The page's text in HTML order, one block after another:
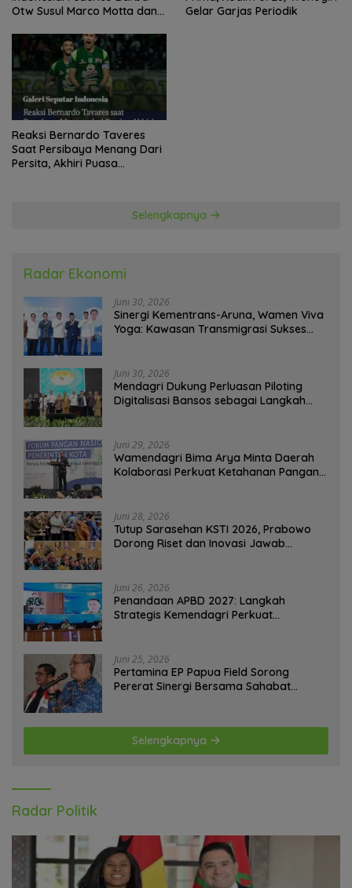
Otw Susul Marco Motta dan
Trofi?
Gelar Garjas Periodik
Reaksi Bernardo Taveres
Saat Persibaya Menang Dari
Persita, Akhiri Puasa
Selengkapnya
Radar Ekonomi
Juni 30, 2026
Sinergi Kementrans-Aruna, Wamen Viva
Yoga: Kawasan Transmigrasi Sukses
Juni 30, 2026
Mendagri Dukung Perluasan Piloting
Digitalisasi Bansos sebagai Langkah
Juni 29, 2026
Wamendagri Bima Arya Minta Daerah
Kolaborasi Perkuat Ketahanan Pangan
Juni 28, 2026
Tutup Sarasehan KSTI 2026, Prabowo
Dorong Riset dan Inovasi Jawab
Juni 26, 2026
Penandaan APBD 2027: Langkah
Strategis Kemendagri Perkuat
Juni 25, 2026
Pertamina EP Papua Field Sorong
Pererat Sinergi Bersama Sahabat
Selengkapnya
Radar Politik